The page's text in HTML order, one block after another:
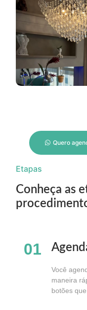
Quero
Etapas
Conheça as
01
Você
maneira
botões